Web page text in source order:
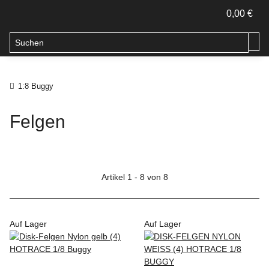
0,00 €
1:8 Buggy
Felgen
Artikel 1 - 8 von 8
Auf Lager Auf Lager